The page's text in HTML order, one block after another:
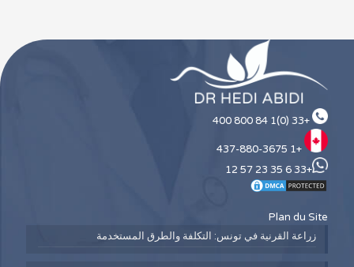
+33 (0)1 84 800 400
+1 437-880-3675
+33 6 35 23 57 12
Plan du Site
زراعة القرنية في تونس: التكلفة والطرق المستخدمة